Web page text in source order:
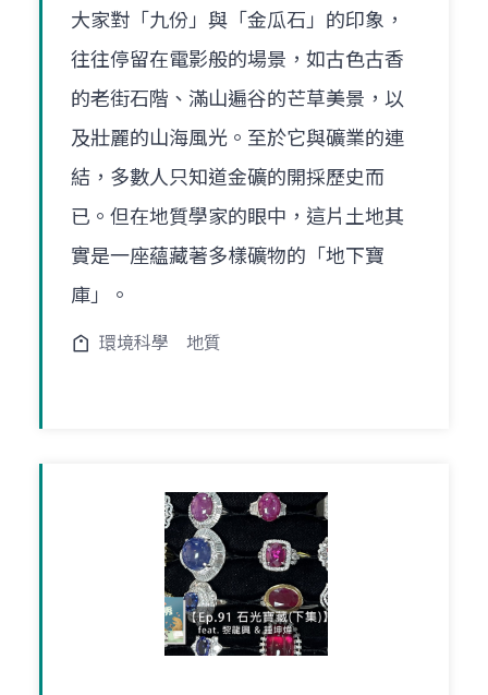
大家對「九份」與「金瓜石」的印象，
往往停留在電影般的場景，如古色古香
的老街石階、滿山遍谷的芒草美景，以
及壯麗的山海風光。至於它與礦業的連
結，多數人只知道金礦的開採歷史而
已。但在地質學家的眼中，這片土地其
實是一座蘊藏著多樣礦物的「地下寶
庫」。
環境科學 地質